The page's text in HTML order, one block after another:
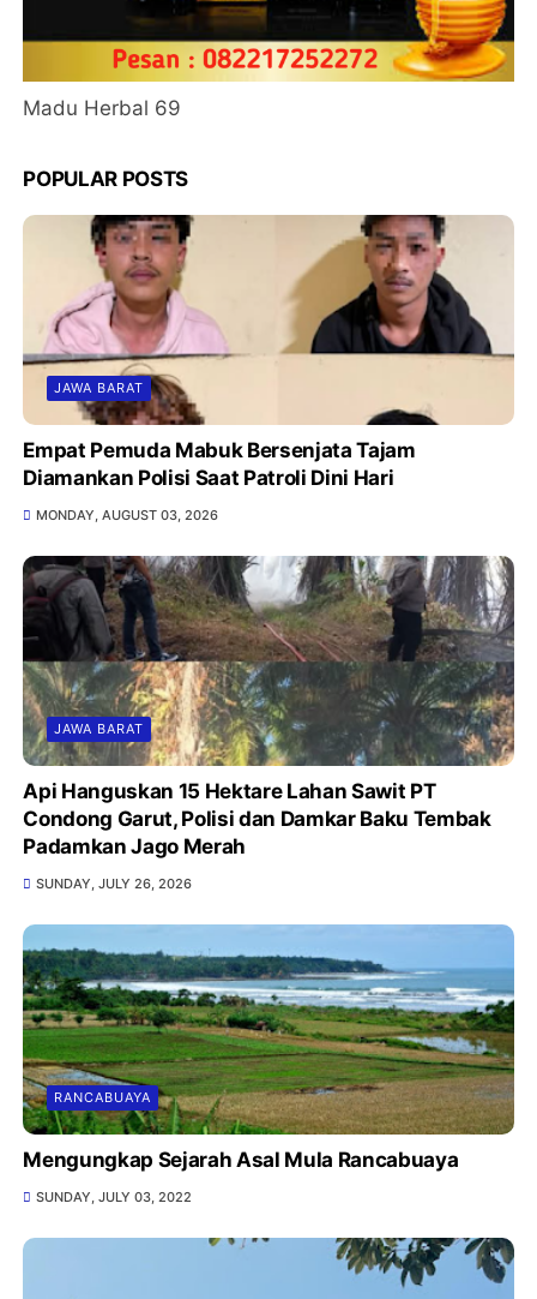
Madu Herbal 69
POPULAR POSTS
JAWA BARAT
Empat Pemuda Mabuk Bersenjata Tajam
Diamankan Polisi Saat Patroli Dini Hari
MONDAY, AUGUST 03, 2026
JAWA BARAT
Api Hanguskan 15 Hektare Lahan Sawit PT
Condong Garut, Polisi dan Damkar Baku Tembak
Padamkan Jago Merah
SUNDAY, JULY 26, 2026
RANCABUAYA
Mengungkap Sejarah Asal Mula Rancabuaya
SUNDAY, JULY 03, 2022